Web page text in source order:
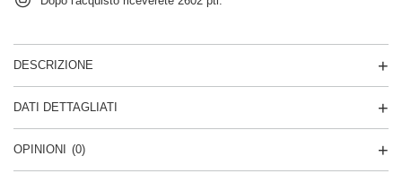
DESCRIZIONE
DATI DETTAGLIATI
OPINIONI (0)